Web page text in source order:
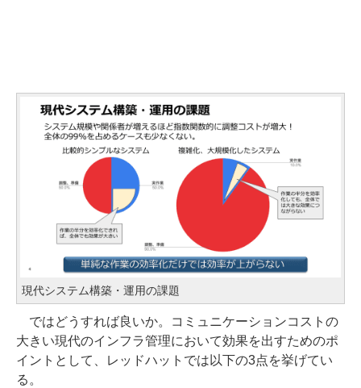
現代システム構築・運用の課題
ではどうすれば良いか。コミュニケーションコストの
大きい現代のインフラ管理において効果を出すためのポ
イントとして、レッドハットでは以下の3点を挙げてい
る。